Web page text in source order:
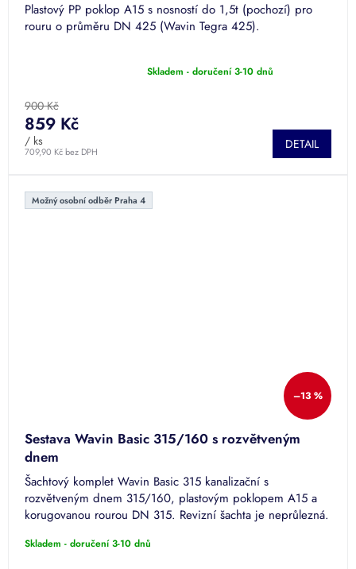
Plastový PP poklop A15 s nosností do 1,5t (pochozí) pro
rouru o průměru DN 425 (Wavin Tegra 425).
produktu
je
5,0
z
Skladem - doručení 3-10 dnů
900 Kč
709,90 Kč bez DPH
859 Kč
/ ks DETAIL
Možný osobní odběr Praha 4
–13 %
Sestava Wavin Basic 315/160 s rozvětveným
dnem
Šachtový komplet Wavin Basic 315 kanalizační s
rozvětveným dnem 315/160, plastovým poklopem A15 a
korugovanou rourou DN 315. Revizní šachta je neprůlezná.
Skladem - doručení 3-10 dnů